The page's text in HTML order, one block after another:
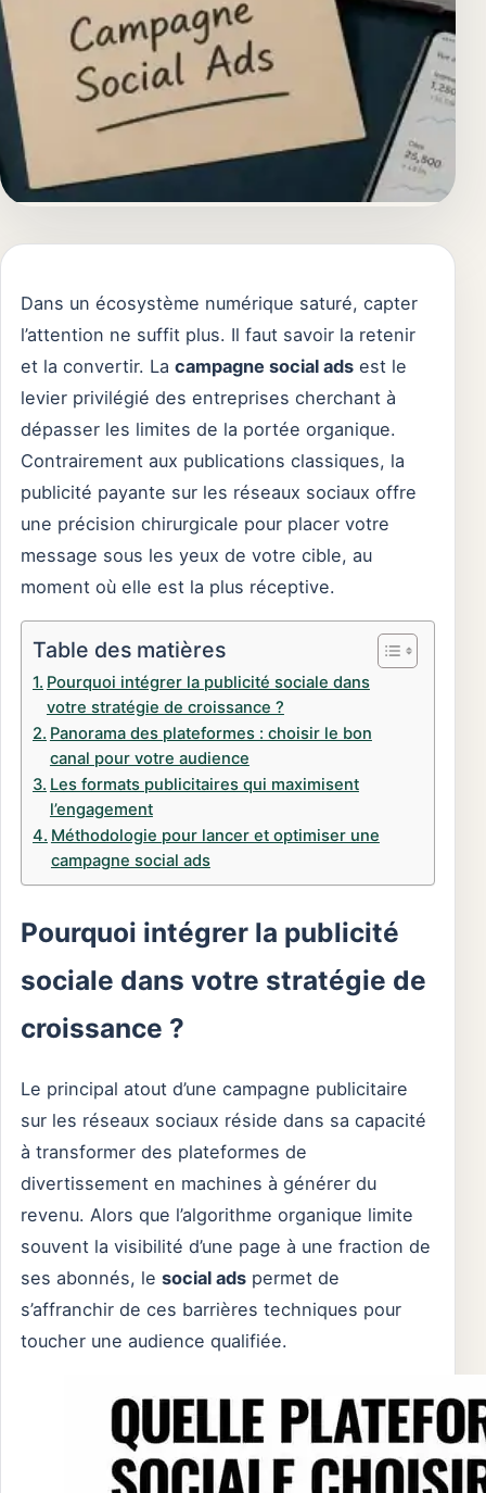
Dans un écosystème numérique saturé, capter
l’attention ne suffit plus. Il faut savoir la retenir
et la convertir. La campagne social ads est le
levier privilégié des entreprises cherchant à
dépasser les limites de la portée organique.
Contrairement aux publications classiques, la
publicité payante sur les réseaux sociaux offre
une précision chirurgicale pour placer votre
message sous les yeux de votre cible, au
moment où elle est la plus réceptive.
Table des matières
Pourquoi intégrer la publicité sociale dans
votre stratégie de croissance ?
Panorama des plateformes : choisir le bon
canal pour votre audience
Les formats publicitaires qui maximisent
l’engagement
Méthodologie pour lancer et optimiser une
campagne social ads
Pourquoi intégrer la publicité
sociale dans votre stratégie de
croissance ?
Le principal atout d’une campagne publicitaire
sur les réseaux sociaux réside dans sa capacité
à transformer des plateformes de
divertissement en machines à générer du
revenu. Alors que l’algorithme organique limite
souvent la visibilité d’une page à une fraction de
ses abonnés, le social ads permet de
s’affranchir de ces barrières techniques pour
toucher une audience qualifiée.